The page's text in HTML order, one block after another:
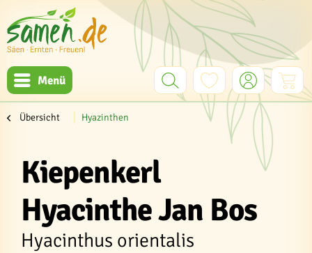
Menü
Übersicht Hyazinthen
Kiepenkerl
Hyacinthe Jan Bos
Hyacinthus orientalis